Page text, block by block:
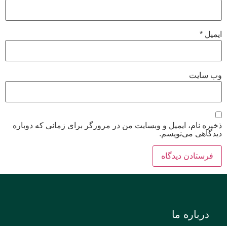
ایمیل *
وب‌ سایت
ذخیره نام، ایمیل و وبسایت من در مرورگر برای زمانی که دوباره
دیدگاهی می‌نویسم.
درباره ما